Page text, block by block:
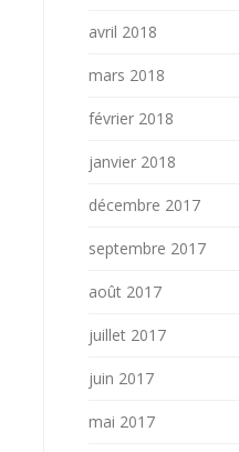
avril 2018
mars 2018
février 2018
janvier 2018
décembre 2017
septembre 2017
août 2017
juillet 2017
juin 2017
mai 2017